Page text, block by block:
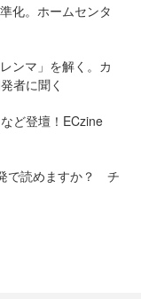
化。ホームセンタ
ンマ」を解く。カ
者に聞く
ど登壇！ECzine
で読めますか？ チ